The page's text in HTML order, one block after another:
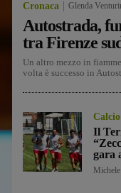
Cronaca Glenda
Autostrada,
tra Firenze
Un altro mezzo in
volta è successo in
Calcio
Il
gara